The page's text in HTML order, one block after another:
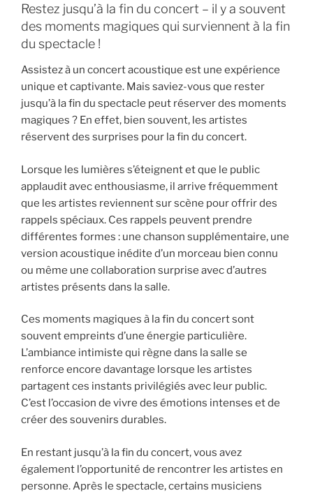
Restez jusqu’à la fin du concert – il y a souvent
des moments magiques qui surviennent à la fin
du spectacle !
Assistez à un concert acoustique est une expérience
unique et captivante. Mais saviez-vous que rester
jusqu’à la fin du spectacle peut réserver des moments
magiques ? En effet, bien souvent, les artistes
réservent des surprises pour la fin du concert.
Lorsque les lumières s’éteignent et que le public
applaudit avec enthousiasme, il arrive fréquemment
que les artistes reviennent sur scène pour offrir des
rappels spéciaux. Ces rappels peuvent prendre
différentes formes : une chanson supplémentaire, une
version acoustique inédite d’un morceau bien connu
ou même une collaboration surprise avec d’autres
artistes présents dans la salle.
Ces moments magiques à la fin du concert sont
souvent empreints d’une énergie particulière.
L’ambiance intimiste qui règne dans la salle se
renforce encore davantage lorsque les artistes
partagent ces instants privilégiés avec leur public.
C’est l’occasion de vivre des émotions intenses et de
créer des souvenirs durables.
En restant jusqu’à la fin du concert, vous avez
également l’opportunité de rencontrer les artistes en
personne. Après le spectacle, certains musiciens